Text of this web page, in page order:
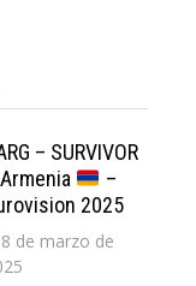
– SURVIVOR
–
2025
de marzo de